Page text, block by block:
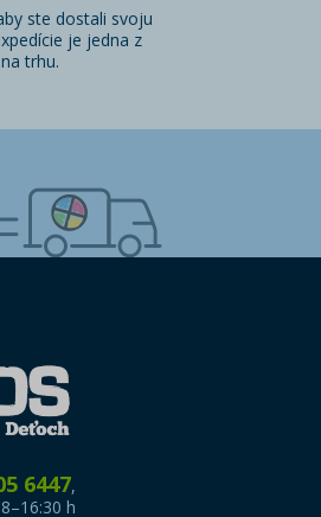
ste dostali svoju
je jedna z
trhu.
6447,
h